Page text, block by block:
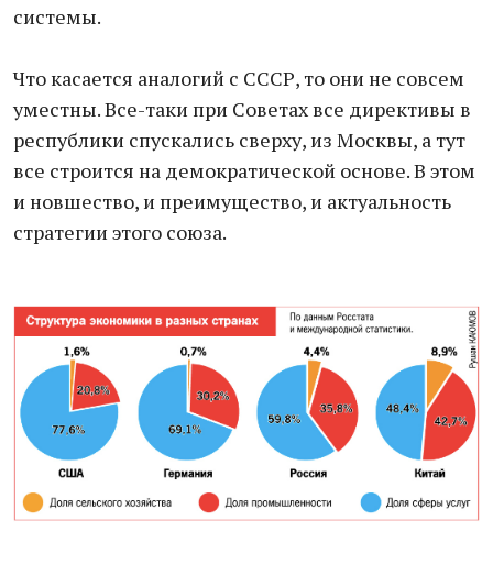
системы.
Что касается аналогий с СССР, то они не совсем
уместны. Все-таки при Советах все директивы в
республики спускались сверху, из Москвы, а тут
все строится на демократической основе. В этом
и новшество, и преимущество, и актуальность
стратегии этого союза.